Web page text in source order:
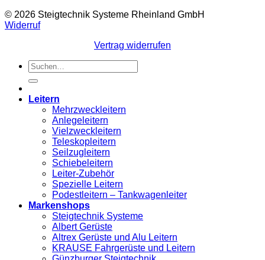
© 2026 Steigtechnik Systeme Rheinland GmbH
Widerruf
Vertrag widerrufen
Suchen
nach:
Leitern
Mehrzweckleitern
Anlegeleitern
Vielzweckleitern
Teleskopleitern
Seilzugleitern
Schiebeleitern
Leiter-Zubehör
Spezielle Leitern
Podestleitern – Tankwagenleiter
Markenshops
Steigtechnik Systeme
Albert Gerüste
Altrex Gerüste und Alu Leitern
KRAUSE Fahrgerüste und Leitern